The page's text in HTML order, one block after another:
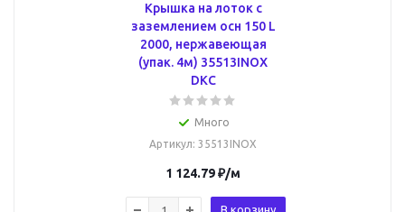
Крышка на лоток с
заземлением осн 150 L
2000, нержавеющая
(упак. 4м) 35513INOX
DKC
Много
Артикул: 35513INOX
1 124.79₽/м
В корзину